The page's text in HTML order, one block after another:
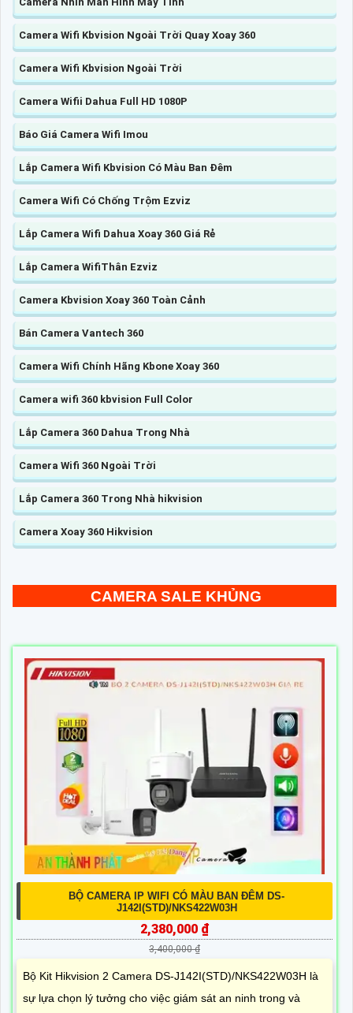
Camera Wifi Kbvision Ngoài Trời Quay Xoay 360
Camera Wifi Kbvision Ngoài Trời
Camera Wifii Dahua Full HD 1080P
Báo Giá Camera Wifi Imou
Lắp Camera Wifi Kbvision Có Màu Ban Đêm
Camera Wifi Có Chống Trộm Ezviz
Lắp Camera Wifi Dahua Xoay 360 Giá Rẻ
Lắp Camera WifiThân Ezviz
Camera Kbvision Xoay 360 Toàn Cảnh
Bán Camera Vantech 360
Camera Wifi Chính Hãng Kbone Xoay 360
Camera wifi 360 kbvision Full Color
Lắp Camera 360 Dahua Trong Nhà
Camera Wifi 360 Ngoài Trời
Lắp Camera 360 Trong Nhà hikvision
Camera Xoay 360 Hikvision
CAMERA SALE KHỦNG
BỘ CAMERA IP WIFI CÓ MÀU BAN ĐÊM DS-
J142I(STD)/NKS422W03H
2,380,000 ₫
3,400,000 ₫
Bộ Kit Hikvision 2 Camera DS-J142I(STD)/NKS422W03H là
sự lựa chọn lý tưởng cho việc giám sát an ninh trong và